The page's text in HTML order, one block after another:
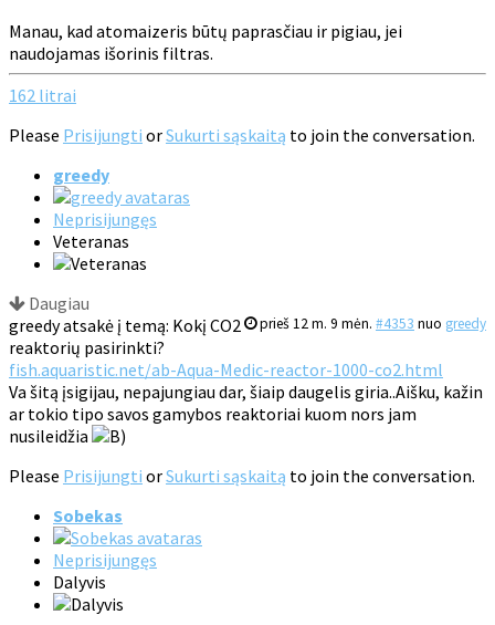
Manau, kad atomaizeris būtų paprasčiau ir pigiau, jei
naudojamas išorinis filtras.
162 litrai
Please Prisijungti orSukurti sąskaitą to join the conversation.
greedy
Neprisijungęs
Veteranas
Daugiau
prieš 12 m. 9 mėn. #4353 nuo greedy
greedy atsakė į temą: Kokį CO2
reaktorių pasirinkti?
fish.aquaristic.net/ab-Aqua-Medic-reactor-1000-co2.html
Va šitą įsigijau, nepajungiau dar, šiaip daugelis giria..Aišku, kažin
ar tokio tipo savos gamybos reaktoriai kuom nors jam
nusileidžia
Please Prisijungti orSukurti sąskaitą to join the conversation.
Sobekas
Neprisijungęs
Dalyvis